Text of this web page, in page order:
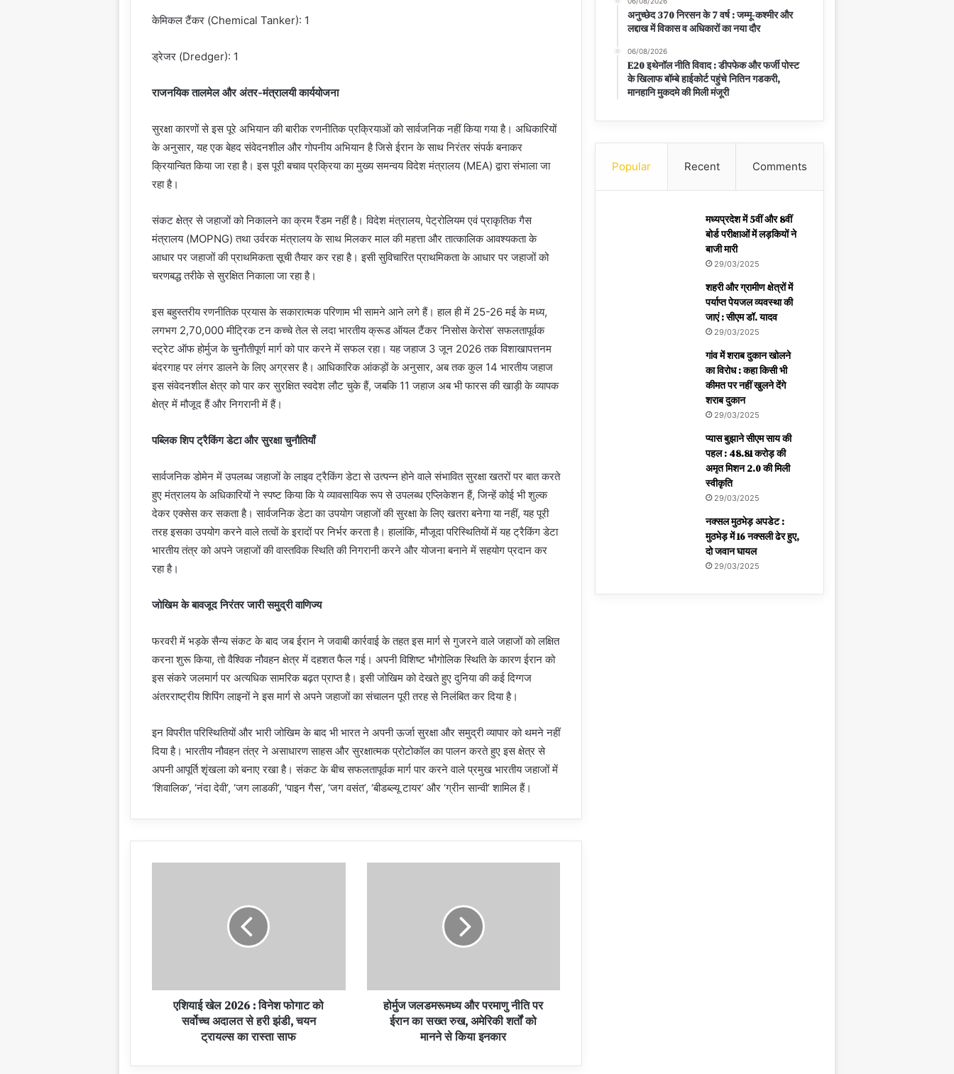
केमिकल टैंकर (Chemical Tanker): 1
ड्रेजर (Dredger): 1
राजनयिक तालमेल और अंतर-मंत्रालयी कार्ययोजना
सुरक्षा कारणों से इस पूरे अभियान की बारीक रणनीतिक प्रक्रियाओं को सार्वजनिक नहीं किया गया है। अधिकारियों
के अनुसार, यह एक बेहद संवेदनशील और गोपनीय अभियान है जिसे ईरान के साथ निरंतर संपर्क बनाकर
क्रियान्वित किया जा रहा है। इस पूरी बचाव प्रक्रिया का मुख्य समन्वय विदेश मंत्रालय (MEA) द्वारा संभाला जा
रहा है।
संकट क्षेत्र से जहाजों को निकालने का क्रम रैंडम नहीं है। विदेश मंत्रालय, पेट्रोलियम एवं प्राकृतिक गैस
मंत्रालय (MOPNG) तथा उर्वरक मंत्रालय के साथ मिलकर माल की महत्ता और तात्कालिक आवश्यकता के
आधार पर जहाजों की प्राथमिकता सूची तैयार कर रहा है। इसी सुविचारित प्राथमिकता के आधार पर जहाजों को
चरणबद्ध तरीके से सुरक्षित निकाला जा रहा है।
इस बहुस्तरीय रणनीतिक प्रयास के सकारात्मक परिणाम भी सामने आने लगे हैं। हाल ही में 25-26 मई के मध्य,
लगभग 2,70,000 मीट्रिक टन कच्चे तेल से लदा भारतीय क्रूड ऑयल टैंकर ‘निसोस केरोस’ सफलतापूर्वक
स्ट्रेट ऑफ होर्मुज के चुनौतीपूर्ण मार्ग को पार करने में सफल रहा। यह जहाज 3 जून 2026 तक विशाखापत्तनम
बंदरगाह पर लंगर डालने के लिए अग्रसर है। आधिकारिक आंकड़ों के अनुसार, अब तक कुल 14 भारतीय जहाज
इस संवेदनशील क्षेत्र को पार कर सुरक्षित स्वदेश लौट चुके हैं, जबकि 11 जहाज अब भी फारस की खाड़ी के व्यापक
क्षेत्र में मौजूद हैं और निगरानी में हैं।
पब्लिक शिप ट्रैकिंग डेटा और सुरक्षा चुनौतियाँ
सार्वजनिक डोमेन में उपलब्ध जहाजों के लाइव ट्रैकिंग डेटा से उत्पन्न होने वाले संभावित सुरक्षा खतरों पर बात करते
हुए मंत्रालय के अधिकारियों ने स्पष्ट किया कि ये व्यावसायिक रूप से उपलब्ध एप्लिकेशन हैं, जिन्हें कोई भी शुल्क
देकर एक्सेस कर सकता है। सार्वजनिक डेटा का उपयोग जहाजों की सुरक्षा के लिए खतरा बनेगा या नहीं, यह पूरी
तरह इसका उपयोग करने वाले तत्वों के इरादों पर निर्भर करता है। हालांकि, मौजूदा परिस्थितियों में यह ट्रैकिंग डेटा
भारतीय तंत्र को अपने जहाजों की वास्तविक स्थिति की निगरानी करने और योजना बनाने में सहयोग प्रदान कर
रहा है।
जोखिम के बावजूद निरंतर जारी समुद्री वाणिज्य
फरवरी में भड़के सैन्य संकट के बाद जब ईरान ने जवाबी कार्रवाई के तहत इस मार्ग से गुजरने वाले जहाजों को लक्षित
करना शुरू किया, तो वैश्विक नौवहन क्षेत्र में दहशत फैल गई। अपनी विशिष्ट भौगोलिक स्थिति के कारण ईरान को
इस संकरे जलमार्ग पर अत्यधिक सामरिक बढ़त प्राप्त है। इसी जोखिम को देखते हुए दुनिया की कई दिग्गज
अंतरराष्ट्रीय शिपिंग लाइनों ने इस मार्ग से अपने जहाजों का संचालन पूरी तरह से निलंबित कर दिया है।
इन विपरीत परिस्थितियों और भारी जोखिम के बाद भी भारत ने अपनी ऊर्जा सुरक्षा और समुद्री व्यापार को थमने नहीं
दिया है। भारतीय नौवहन तंत्र ने असाधारण साहस और सुरक्षात्मक प्रोटोकॉल का पालन करते हुए इस क्षेत्र से
अपनी आपूर्ति शृंखला को बनाए रखा है। संकट के बीच सफलतापूर्वक मार्ग पार करने वाले प्रमुख भारतीय जहाजों में
‘शिवालिक’, ‘नंदा देवी’, ‘जग लाडकी’, ‘पाइन गैस’, ‘जग वसंत’, ‘बीडब्ल्यू टायर’ और ‘ग्रीन सान्वी’ शामिल हैं।
एशियाई खेल 2026 : विनेश फोगाट को
सर्वोच्च अदालत से हरी झंडी, चयन
ट्रायल्स का रास्ता साफ
होर्मुज जलडमरूमध्य और परमाणु नीति पर
ईरान का सख्त रुख, अमेरिकी शर्तों को
मानने से किया इनकार
अनुच्छेद 370 निरसन के 7 वर्ष : जम्मू-कश्मीर और
लद्दाख में विकास व अधिकारों का नया दौर
06/08/2026
E20 इथेनॉल नीति विवाद : डीपफेक और फर्जी पोस्ट
के खिलाफ बॉम्बे हाईकोर्ट पहुंचे नितिन गडकरी,
मानहानि मुकदमे की मिली मंजूरी
Popular Recent Comments
मध्यप्रदेश में 5वीं और 8वीं
बोर्ड परीक्षाओं में लड़कियों ने
बाजी मारी
29/03/2025
शहरी और ग्रामीण क्षेत्रों में
पर्याप्त पेयजल व्यवस्था की
जाएं : सीएम डॉ. यादव
29/03/2025
गांव में शराब दुकान खोलने
का विरोध : कहा किसी भी
कीमत पर नहीं खुलने देंगे
शराब दुकान
29/03/2025
प्यास बुझाने सीएम साय की
पहल : 48.81 करोड़ की
अमृत मिशन 2.0 की मिली
स्वीकृति
29/03/2025
नक्सल मुठभेड़ अपडेट :
मुठभेड़ में 16 नक्सली ढेर हुए,
दो जवान घायल
29/03/2025